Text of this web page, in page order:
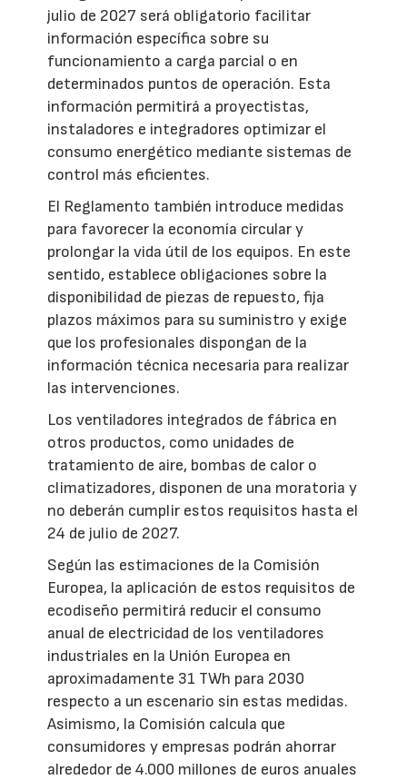
julio de 2027 será obligatorio facilitar
información específica sobre su
funcionamiento a carga parcial o en
determinados puntos de operación. Esta
información permitirá a proyectistas,
instaladores e integradores optimizar el
consumo energético mediante sistemas de
control más eficientes.
El Reglamento también introduce medidas
para favorecer la economía circular y
prolongar la vida útil de los equipos. En este
sentido, establece obligaciones sobre la
disponibilidad de piezas de repuesto, fija
plazos máximos para su suministro y exige
que los profesionales dispongan de la
información técnica necesaria para realizar
las intervenciones.
Los ventiladores integrados de fábrica en
otros productos, como unidades de
tratamiento de aire, bombas de calor o
climatizadores, disponen de una moratoria y
no deberán cumplir estos requisitos hasta el
24 de julio de 2027.
Según las estimaciones de la Comisión
Europea, la aplicación de estos requisitos de
ecodiseño permitirá reducir el consumo
anual de electricidad de los ventiladores
industriales en la Unión Europea en
aproximadamente 31 TWh para 2030
respecto a un escenario sin estas medidas.
Asimismo, la Comisión calcula que
consumidores y empresas podrán ahorrar
alrededor de 4.000 millones de euros anuales